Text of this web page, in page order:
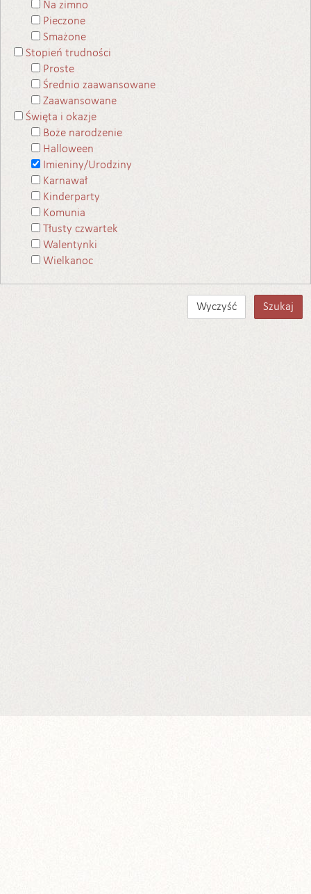
Na zimno
Pieczone
Smażone
Stopień trudności
Proste
Średnio zaawansowane
Zaawansowane
Święta i okazje
Boże narodzenie
Halloween
Imieniny/Urodziny
Karnawał
Kinderparty
Komunia
Tłusty czwartek
Walentynki
Wielkanoc